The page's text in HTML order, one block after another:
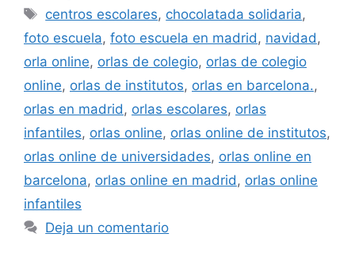
Etiquetas
centros escolares, chocolatada solidaria,
foto escuela, foto escuela en madrid, navidad,
orla online, orlas de colegio, orlas de colegio
online, orlas de institutos, orlas en barcelona.,
orlas en madrid, orlas escolares, orlas
infantiles, orlas online, orlas online de institutos,
orlas online de universidades, orlas online en
barcelona, orlas online en madrid, orlas online
infantiles
Deja un comentario